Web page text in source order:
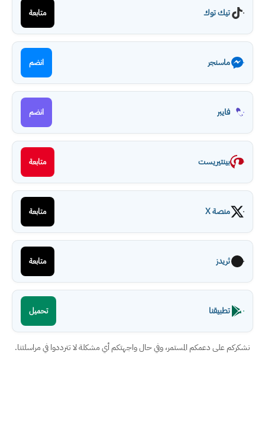
تيك توك متابعة
ماسنجر انضم
فايبر انضم
بينتيريست متابعة
منصة X متابعة
ثريدز متابعة
تطبيقنا تحميل
نشكركم على دعمكم المستمر، وفي حال واجهتكم أي مشكلة لا تترددوا في مراسلتنا.